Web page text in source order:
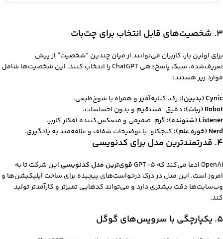
۳. شخصیت‌های قابل انتخاب برای چت‌بات
برای اولین بار، کاربران می‌توانند از میان چندین “شخصیت” از پیش
تعریف‌شده، سبک پاسخ‌دهی ChatGPT را انتخاب کنند. این شخصیت‌ها شامل
موارد زیر هستند:
Cynic (بدبین):
رک، کنایه‌آمیز و همراه با شوخ‌طبعی.
Robot (ربات):
دقیق، مستقیم و بدون احساسات.
Listener (شنونده):
گرم، صمیمی و منعکس‌کننده افکار کاربر.
Nerd (خوره علم):
کنجکاو، با توضیحات شفاف و علاقه‌مند به یادگیری.
۴. قدرتمندترین مدل برای کدنویسی
OpenAI ادعا می‌کند که GPT-5 قوی‌ترین مدل کدنویسی این شرکت تا به
امروز است. این مدل در درک درخواست‌های پیچیده برای ساخت اپلیکیشن‌ها و
وب‌سایت‌ها دقت بیشتری دارد و می‌تواند کدهایی تمیزتر و کارآمدتر تولید
کند.
۵. یکپارچگی با سرویس‌های گوگل